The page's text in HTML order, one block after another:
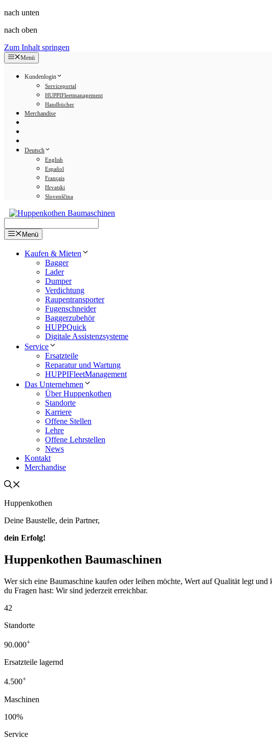
nach unten
nach oben
Zum Inhalt springen
Menü
Kundenlogin
Serviceportal
HUPPIFleetmanagement
Handbücher
Merchandise
Deutsch
English
Español
Français
Hrvatski
Slovenščina
Menü
Kaufen & Mieten
Bagger
Lader
Dumper
Verdichtung
Raupentransporter
Fugenschneider
Baggerzubehör
HUPPQuick
Digitale Assistenzsysteme
Service
Ersatzteile
Reparatur und Wartung
HUPPIFleetManagement
Das Unternehmen
Über Huppenkothen
Standorte
Karriere
Offene Stellen
Lehre
Offene Lehrstellen
News
Kontakt
Merchandise
Huppenkothen
Deine Baustelle, dein Partner,
dein Erfolg!
Huppenkothen Baumaschinen
Wer sich eine Baumaschine kaufen oder leihen möchte, Wert auf Qualität legt
du Fragen hast: Wir sind jederzeit erreichbar.
42
Standorte
90.000+
Ersatzteile lagernd
4.500+
Maschinen
100%
Service